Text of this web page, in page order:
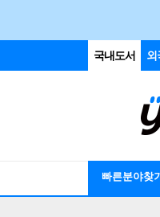
국내도서 외
빠른분야찾기